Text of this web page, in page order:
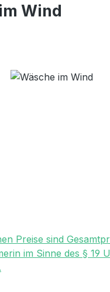
Wind
Preise sind
im Sinne des § 19